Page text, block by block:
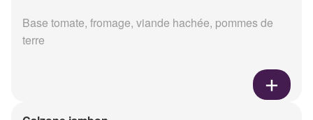
Base tomate, fromage, viande hachée, pommes de
terre